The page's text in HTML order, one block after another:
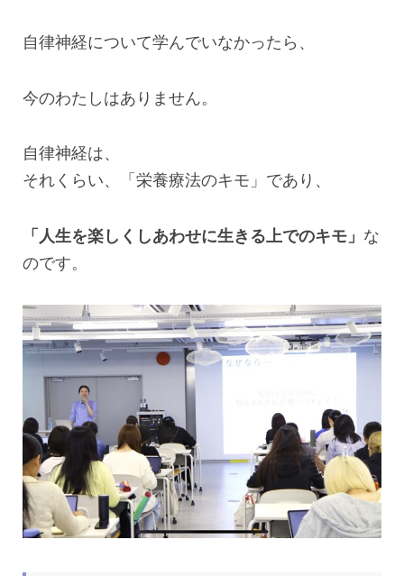
自律神経について学んでいなかったら、
今のわたしはありません。
自律神経は、
それくらい、「栄養療法のキモ」であり、
「人生を楽しくしあわせに生きる上でのキモ」 な
のです。